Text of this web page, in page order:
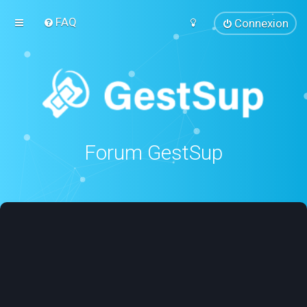
FAQ Connexion
Forum GestSup